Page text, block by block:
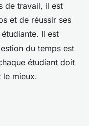
de travail, il est
et de réussir ses
Il est
du temps est
étudiant doit
mieux.